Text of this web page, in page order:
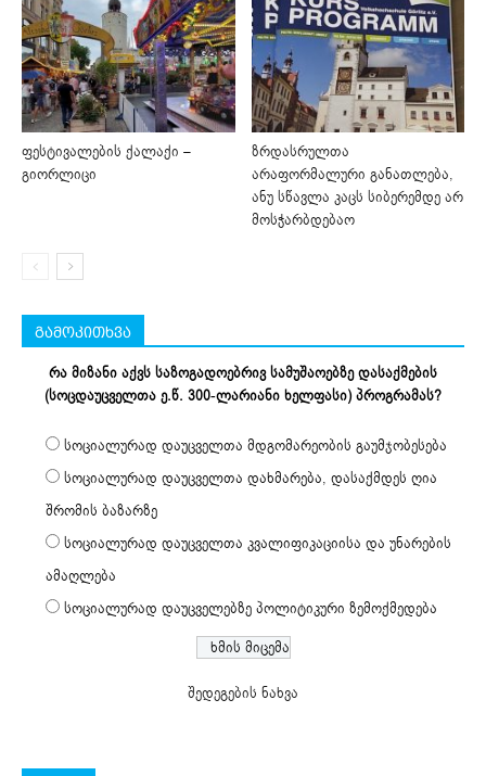
ფესტივალების ქალაქი –
გიორლიცი
ზრდასრულთა
არაფორმალური განათლება,
ანუ სწავლა კაცს სიბერემდე არ
მოსჭარბდებაო
გამოკითხვა
რა მიზანი აქვს საზოგადოებრივ სამუშაოებზე დასაქმების
(სოცდაუცველთა ე.წ. 300-ლარიანი ხელფასი) პროგრამას?
სოციალურად დაუცველთა მდგომარეობის გაუმჯობესება
სოციალურად დაუცველთა დახმარება, დასაქმდეს ღია
შრომის ბაზარზე
სოციალურად დაუცველთა კვალიფიკაციისა და უნარების
ამაღლება
სოციალურად დაუცველებზე პოლიტიკური ზემოქმედება
შედეგების ნახვა